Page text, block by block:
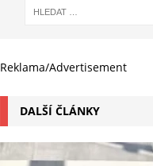
Reklama/Advertisement
DALŠÍ ČLÁNKY